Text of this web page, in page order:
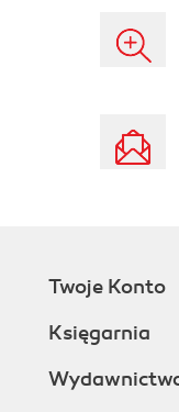
Twoje Konto
Księgarnia